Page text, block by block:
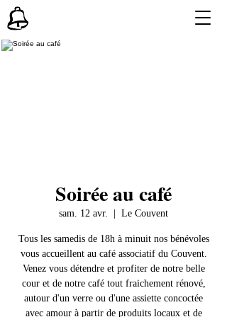
Soirée au café
sam. 12 avr. Le Couvent
Tous les samedis de 18h à minuit nos bénévoles
vous accueillent au café associatif du Couvent.
Venez vous détendre et profiter de notre belle
cour et de notre café tout fraichement rénové,
autour d'un verre ou d'une assiette concoctée
avec amour à partir de produits locaux et de